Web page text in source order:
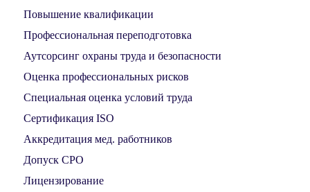
Повышение квалификации
Профессиональная переподготовка
Аутсорсинг охраны труда и безопасности
Оценка профессиональных рисков
Специальная оценка условий труда
Сертификация ISO
Аккредитация мед. работников
Допуск СРО
Лицензирование